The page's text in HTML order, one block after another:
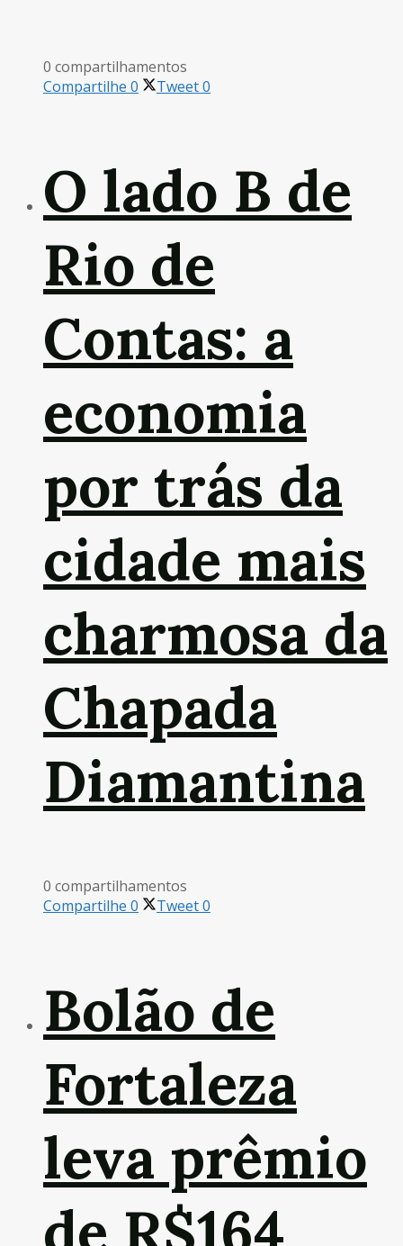
0 compartilhamentos
Compartilhe 0 Tweet0
O lado B de
Rio de
Contas: a
economia
por trás da
cidade mais
charmosa da
Chapada
Diamantina
0 compartilhamentos
Compartilhe 0 Tweet0
Bolão de
Fortaleza
leva prêmio